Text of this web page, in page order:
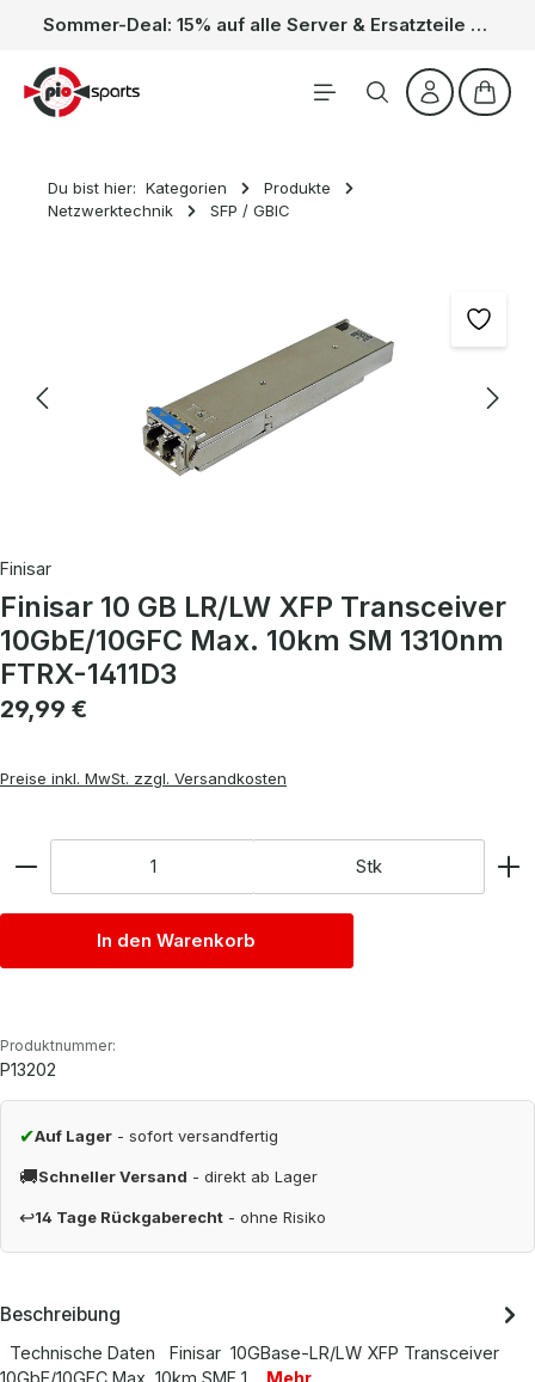
Zum Hauptinhalt springen Sommer-Deal: 15% auf alle Server & Ersatzteile – Kein Code nötig, der Rabatt wird automatisch im Warenkorb abgezogen. Gültig vom 01.06. bis 31.08.
Du bist hier: Kategorien
Produkte
Netzwerktechnik
SFP / GBIC
Finisar
Finisar 10 GB LR/LW XFP Transceiver
10GbE/10GFC Max. 10km SM 1310nm
FTRX-1411D3
Regulärer Preis:
29,99 €
Preise inkl. MwSt. zzgl. Versandkosten
Stk
In den Warenkorb
Produktnummer:
P13202
✔Auf Lager - sofort versandfertig
🚚Schneller Versand - direkt ab Lager
↩14 Tage Rückgaberecht - ohne Risiko
Beschreibung
Technische Daten Finisar 10GBase-LR/LW XFP Transceiver
10GbE/10GFC Max. 10km SMF 1… Mehr